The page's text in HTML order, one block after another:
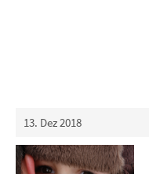
13. Dez 2018